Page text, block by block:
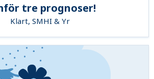
tre prognoser!
Klart, SMHI & Yr